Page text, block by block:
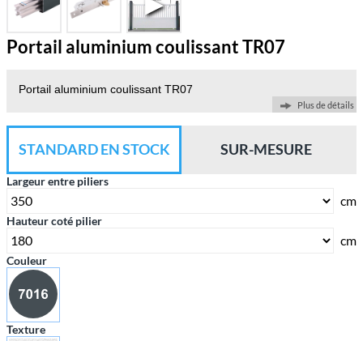
Portail aluminium coulissant TR07
Portail aluminium coulissant TR07
Plus de détails
STANDARD EN STOCK SUR-MESURE
Largeur entre piliers
cm
Hauteur coté pilier
cm
Couleur
Texture